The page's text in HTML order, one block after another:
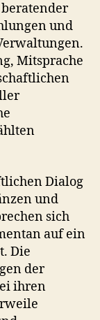
und
Mitsprache
Dialog
und
sich
auf ein
Die
der
ihren